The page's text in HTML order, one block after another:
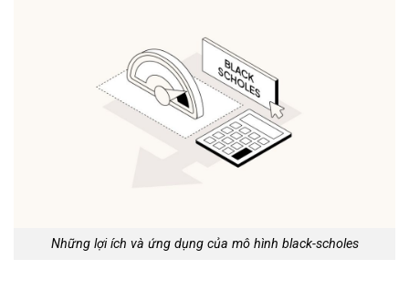
Những lợi ích và ứng dụng của mô hình black-scholes